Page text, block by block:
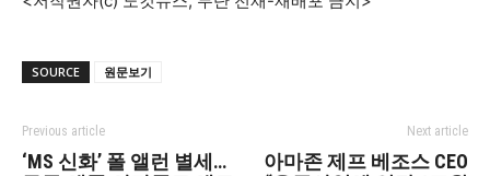
SOURCE 원문보기
Previous article
‘MS 신화’ 폴 앨런 별세…
Next article
아마존 제프 베조스 CEO